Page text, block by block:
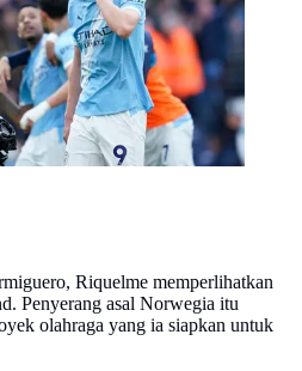
Riquelme memperlihatkan
Penyerang asal Norwegia itu
olahraga yang ia siapkan untuk